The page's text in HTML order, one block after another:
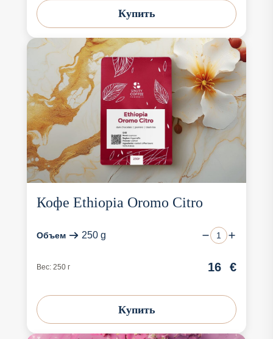
Купить
Кофе Ethiopia Oromo Citro
Объем 250 g
Вес: 250 г 16 €
Купить